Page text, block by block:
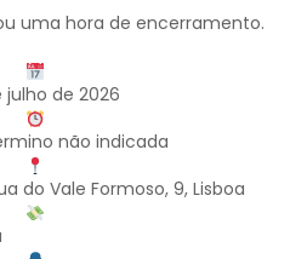
uma hora de encerramento.
de 2026
não indicada
do Vale Formoso, 9, Lisboa